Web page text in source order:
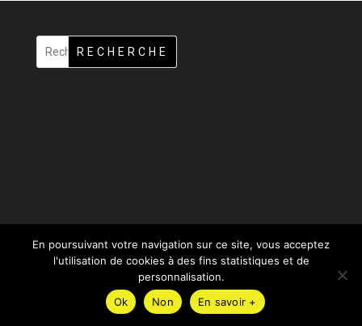
RECHERCHE
Elegant Themes| Propulsé par
En poursuivant votre navigation sur ce site, vous acceptez
l'utilisation de cookies à des fins statistiques et de
personnalisation.
Ok
Non En savoir +